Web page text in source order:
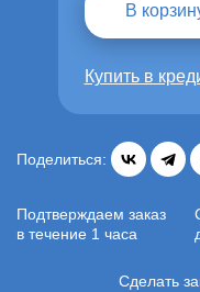
В
Купить в
Поделиться:
Подтверждаем заказ
в течение 1 часа
Сделать